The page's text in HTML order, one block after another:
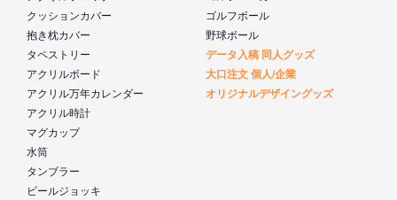
クッションカバー
抱き枕カバー
タペストリー
アクリルボード
アクリル万年カレンダー
アクリル時計
マグカップ
水筒
タンブラー
ビールジョッキ
ゴルフボール
野球ボール
データ入稿 同人グッズ
大口注文 個人/企業
オリジナルデザイングッズ